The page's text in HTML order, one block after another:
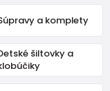
a komplety
šiltovky a